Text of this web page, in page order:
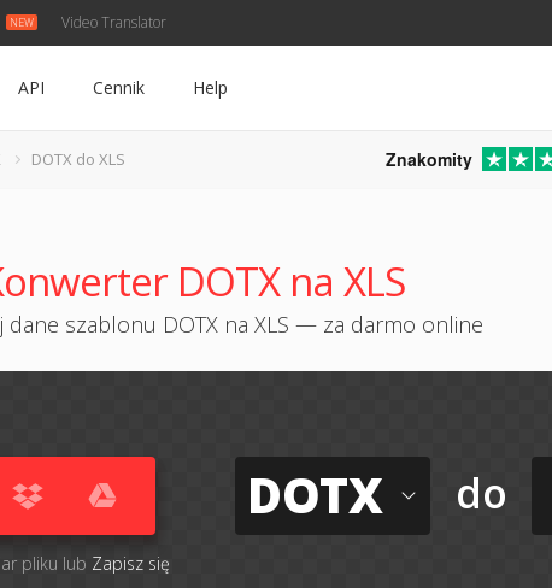
Video Translator
API Cennik Help
DOTX do XLS Znakomity
DOTX na XLS
dane szablonu DOTX na XLS — za darmo online
pliku lub Zapisz się
DOTX do